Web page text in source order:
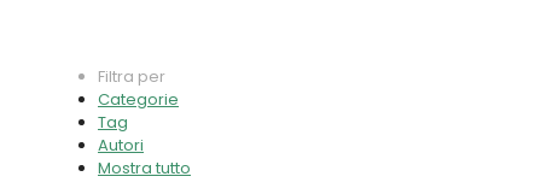
Filtra per
Categorie
Tag
Autori
Mostra tutto